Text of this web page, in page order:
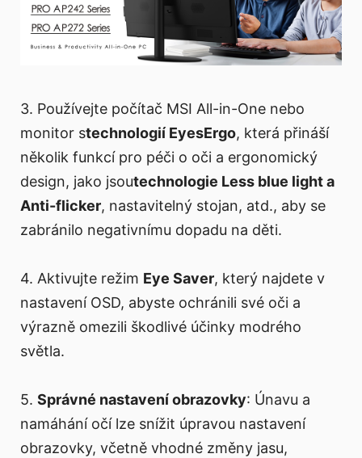
3. Používejte počítač MSI All-in-One nebo
monitor stechnologií EyesErgo, která přináší
několik funkcí pro péči o oči a ergonomický
design, jako jsoutechnologie Less blue light a
Anti-flicker, nastavitelný stojan, atd., aby se
zabránilo negativnímu dopadu na děti.
4. Aktivujte režim Eye Saver, který najdete v
nastavení OSD, abyste ochránili své oči a
výrazně omezili škodlivé účinky modrého
světla.
5. Správné nastavení obrazovky: Únavu a
namáhání očí lze snížit úpravou nastavení
obrazovky, včetně vhodné změny jasu,